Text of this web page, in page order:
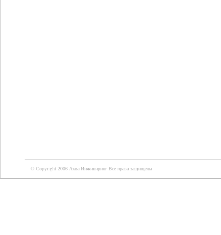
© Copyright 2006 Аква Инжиниринг Все права защищены